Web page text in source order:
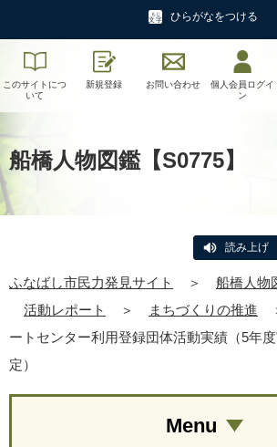
ひらがなをつける
このサイトにつ
いて
新規登録 お問い合わせ
個人会員ログイ
ン
船橋人物図鑑【S0775】
読み上げ
ふなばし市民力発見サイト ＞ 船橋人物
活動レポート
＞ まちづくりの推進
ートセンター利用登録団体活動実績（5年
定）
Menu